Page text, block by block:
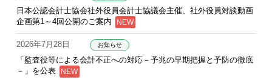
日本公認会計士協会社外役員会計士協議会主催、社外役員対談動画
企画第1～4回公開のご案内
2026年7月28日 お知らせ
「監査役等による会計不正への対応－予兆の早期把握と予防の徹底
－」を公表